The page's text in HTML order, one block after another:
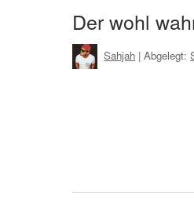
Der wohl
Sahjah | Abgelegt: